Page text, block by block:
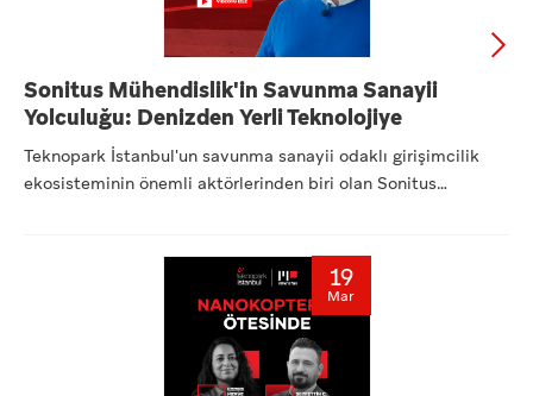
Sonitus Mühendislik'in Savunma Sanayii
Yolculuğu: Denizden Yerli Teknolojiye
Teknopark İstanbul'un savunma sanayii odaklı girişimcilik
ekosisteminin önemli aktörlerinden biri olan Sonitus
19
Mar